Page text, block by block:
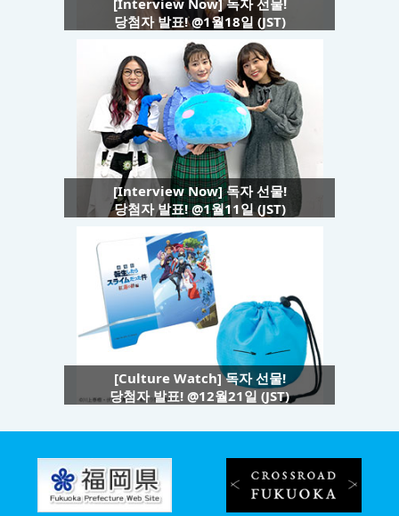
당첨자 발표! @1월18일 (JST)
[Interview Now] 독자 선물!
당첨자 발표! @1월11일 (JST)
[Culture Watch] 독자 선물!
당첨자 발표! @12월21일 (JST)